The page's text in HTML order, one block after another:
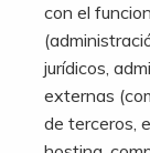
con el
jurídicos,
externas
de terceros,